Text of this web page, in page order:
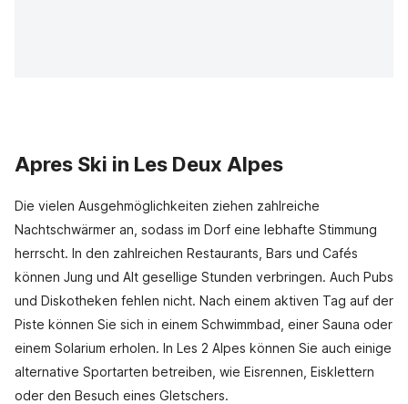
Apres Ski in Les Deux Alpes
Die vielen Ausgehmöglichkeiten ziehen zahlreiche
Nachtschwärmer an, sodass im Dorf eine lebhafte Stimmung
herrscht. In den zahlreichen Restaurants, Bars und Cafés
können Jung und Alt gesellige Stunden verbringen. Auch Pubs
und Diskotheken fehlen nicht. Nach einem aktiven Tag auf der
Piste können Sie sich in einem Schwimmbad, einer Sauna oder
einem Solarium erholen. In Les 2 Alpes können Sie auch einige
alternative Sportarten betreiben, wie Eisrennen, Eisklettern
oder den Besuch eines Gletschers.